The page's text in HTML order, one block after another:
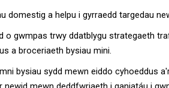
domestig a helpu i gyrraedd targedau
gwmpas trwy ddatblygu strategaeth
a broceriaeth bysiau mini.
bysiau sydd mewn eiddo cyhoeddus